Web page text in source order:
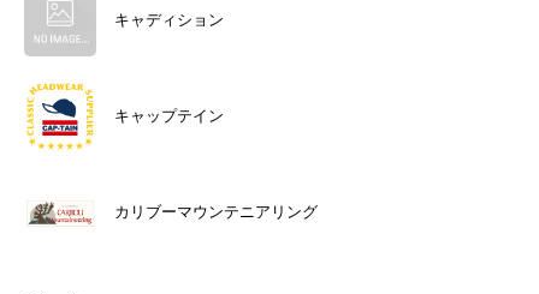
キャディション
キャップテイン
カリブーマウンテニアリング